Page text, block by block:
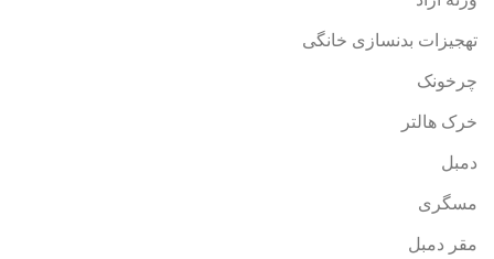
تهجیزات بدنسازی خانگی
چرخونک
خرک هالتر
دمبل
مسگری
مقر دمبل